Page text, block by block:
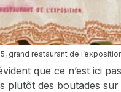
grand restaurant de
que ce n’est ici
plutôt des boutades sur